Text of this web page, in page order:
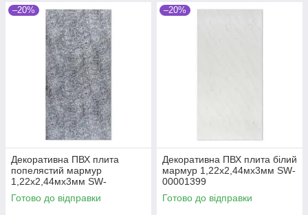
–20%
Декоративна ПВХ плита
попелястий мармур
1,22х2,44мх3мм SW-
00001405
Готово до відправки
–20%
Декоративна ПВХ плита білий
мармур 1,22х2,44мх3мм SW-
00001399
Готово до відправки